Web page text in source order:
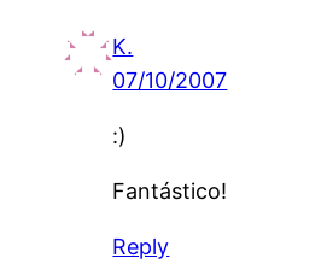
K.
07/10/2007
:)
Fantástico!
Reply